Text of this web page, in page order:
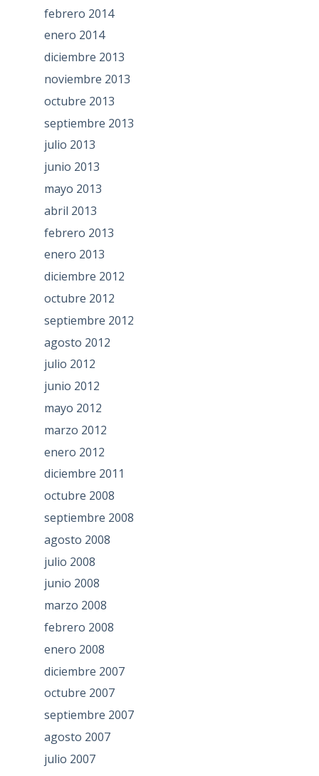
febrero 2014
enero 2014
diciembre 2013
noviembre 2013
octubre 2013
septiembre 2013
julio 2013
junio 2013
mayo 2013
abril 2013
febrero 2013
enero 2013
diciembre 2012
octubre 2012
septiembre 2012
agosto 2012
julio 2012
junio 2012
mayo 2012
marzo 2012
enero 2012
diciembre 2011
octubre 2008
septiembre 2008
agosto 2008
julio 2008
junio 2008
marzo 2008
febrero 2008
enero 2008
diciembre 2007
octubre 2007
septiembre 2007
agosto 2007
julio 2007